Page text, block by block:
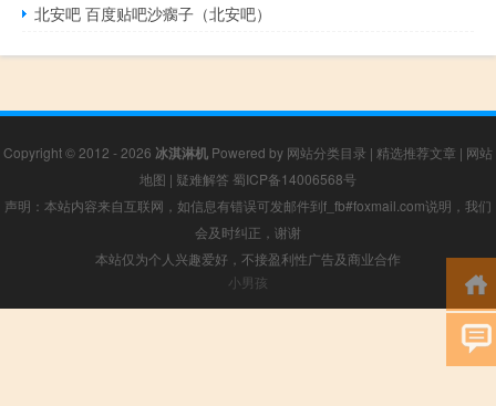
北安吧 百度贴吧沙瘸子（北安吧）
Copyright © 2012 - 2026 冰淇淋机 Powered by 网站分类目录 | 精选推荐文章 | 网站
地图 | 疑难解答 蜀ICP备14006568号
声明：本站内容来自互联网，如信息有错误可发邮件到f_fb#foxmail.com说明，我们
会及时纠正，谢谢
本站仅为个人兴趣爱好，不接盈利性广告及商业合作
小男孩